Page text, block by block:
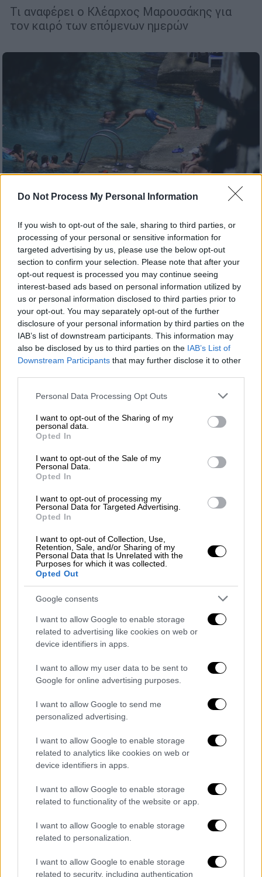
Do Not Process My Personal Information
If you wish to opt-out of the sale, sharing to third parties, or
processing of your personal or sensitive information for
targeted advertising by us, please use the below opt-out
section to confirm your selection. Please note that after your
opt-out request is processed you may continue seeing
interest-based ads based on personal information utilized by
us or personal information disclosed to third parties prior to
your opt-out. You may separately opt-out of the further
disclosure of your personal information by third parties on the
IAB’s list of downstream participants. This information may
also be disclosed by us to third parties on the IAB’s List of
Downstream Participants that may further disclose it to other
Please note that this website/app uses one or more Google
not limited to your visit or usage behaviour. You may click to
grant or deny consent to Google and its third-party tags to
use your data for below specified purposes in below Google
consent section.
Personal Data Processing Opt Outs
I want to opt-out of the Sharing of my
personal data.
Opted In
I want to opt-out of the Sale of my
Personal Data.
Opted In
I want to opt-out of processing my
Personal Data for Targeted Advertising.
Opted In
I want to opt-out of Collection, Use,
Retention, Sale, and/or Sharing of my
Personal Data that Is Unrelated with the
Purposes for which it was collected.
Opted Out
Google consents
I want to allow Google to enable storage
related to advertising like cookies on web or
device identifiers in apps.
I want to allow my user data to be sent to
Google for online advertising purposes.
I want to allow Google to send me
personalized advertising.
I want to allow Google to enable storage
related to analytics like cookies on web or
device identifiers in apps.
I want to allow Google to enable storage
related to functionality of the website or app.
I want to allow Google to enable storage
related to personalization.
I want to allow Google to enable storage
related to security, including authentication
Τι αναφέρει ο Κλέαρχος Μαρουσάκης για
τον καιρό των επόμενων ημερών
Καιρός|10.07.2026 07:44
Επιστρέφουν τα μελτέμια και η ζέστη:
Σαββατοκύριακο με 38άρια - Μέχρι πότε
θα γλιτώνουμε τον καύσωνα
Η Ελλάδα συνεχίζει να μένει μακριά από
συνθήκες καύσωνα τουλάχιστον μέχρι τις 23
Ιουλίου
Καιρός|09.07.2026 10:03
Διάλειμμα με αστάθεια και καταιγίδες
την Πέμπτη αλλά κοντά στους 40
βαθμούς το Σαββατοκύριακο
Από τη σημερινή αστάθεια, στην πολλή
ζέστη της Παρασκευής
Ζέστη αλλά όχι καύσωνας τις επόμενες